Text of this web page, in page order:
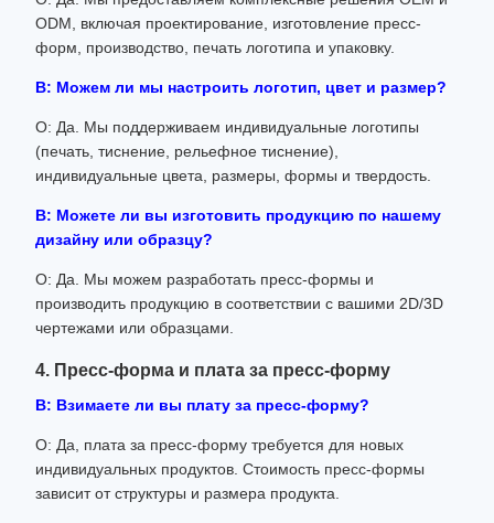
ODM, включая проектирование, изготовление пресс-
форм, производство, печать логотипа и упаковку.
В: Можем ли мы настроить логотип, цвет и размер?
О: Да. Мы поддерживаем индивидуальные логотипы
(печать, тиснение, рельефное тиснение),
индивидуальные цвета, размеры, формы и твердость.
В: Можете ли вы изготовить продукцию по нашему
дизайну или образцу?
О: Да. Мы можем разработать пресс-формы и
производить продукцию в соответствии с вашими 2D/3D
чертежами или образцами.
4. Пресс-форма и плата за пресс-форму
В: Взимаете ли вы плату за пресс-форму?
О: Да, плата за пресс-форму требуется для новых
индивидуальных продуктов. Стоимость пресс-формы
зависит от структуры и размера продукта.